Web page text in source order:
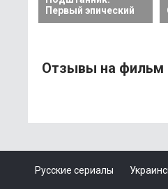
Первый эпический
Отзывы на фильм
Русские сериалы